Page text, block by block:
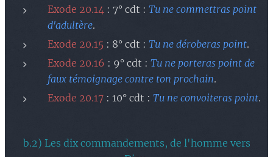
Exode 20.14 : 7° cdt : Tu ne commettras point
d'adultère.
Exode 20.15 : 8° cdt : Tu ne déroberas point.
Exode 20.16 : 9° cdt : Tu ne porteras point de
faux témoignage contre ton prochain.
Exode 20.17 : 10° cdt : Tu ne convoiteras point.
b.2) Les dix commandements, de l'homme vers